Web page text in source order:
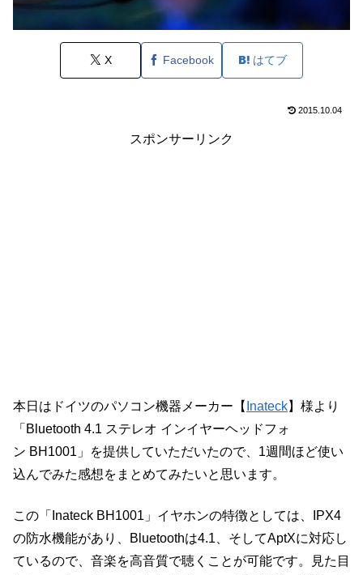
X Facebook はてブ
2015.10.04
スポンサーリンク
本日はドイツのパソコン機器メーカー【 Inateck】様より
「Bluetooth 4.1 ステレオ インイヤーヘッドフォ
ン BH1001」を提供していただいたので、1週間ほど使い
込んでみた感想をまとめてみたいと思います。
この「Inateck BH1001」イヤホンの特徴としては、IPX4
の防水機能があり、Bluetoothは4.1、そしてAptXに対応し
ているので、音楽を高音質で聴くことが可能です。見た目